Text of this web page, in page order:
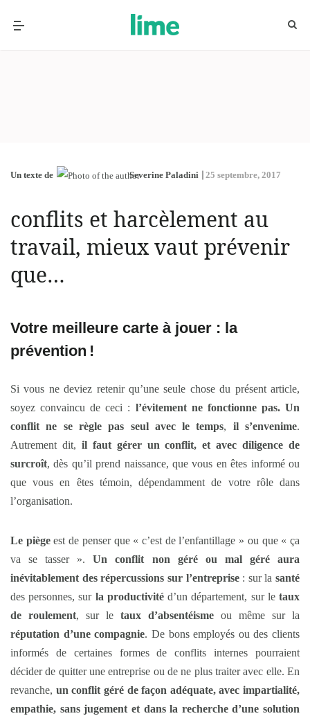
Un texte de Severine Paladini 25 septembre, 2017
conflits et harcèlement au
travail, mieux vaut prévenir
que…
Votre meilleure carte à jouer : la
prévention !
Si vous ne deviez retenir qu’une seule chose du présent article,
soyez convaincu de ceci : l’évitement ne fonctionne pas. Un
conflit ne se règle pas seul avec le temps, il s’envenime.
Autrement dit, il faut gérer un conflit, et avec diligence de
surcroît, dès qu’il prend naissance, que vous en êtes informé ou
que vous en êtes témoin, dépendamment de votre rôle dans
l’organisation.
Le piègeest de penser que « c’est de l’enfantillage » ou que « ça
va se tasser ».Un conflit non géré ou mal géré aura
inévitablement des répercussions sur l’entreprise: sur la santé
des personnes, sur la productivitéd’un département, sur letaux
de roulement, sur le taux d’absentéisme ou même sur la
réputation d’une compagnie. De bons employés ou des clients
informés de certaines formes de conflits internes pourraient
décider de quitter une entreprise ou de ne plus traiter avec elle. En
revanche, un conflit géré de façon adéquate, avec impartialité,
empathie, sans jugement et dans la recherche d’une solution